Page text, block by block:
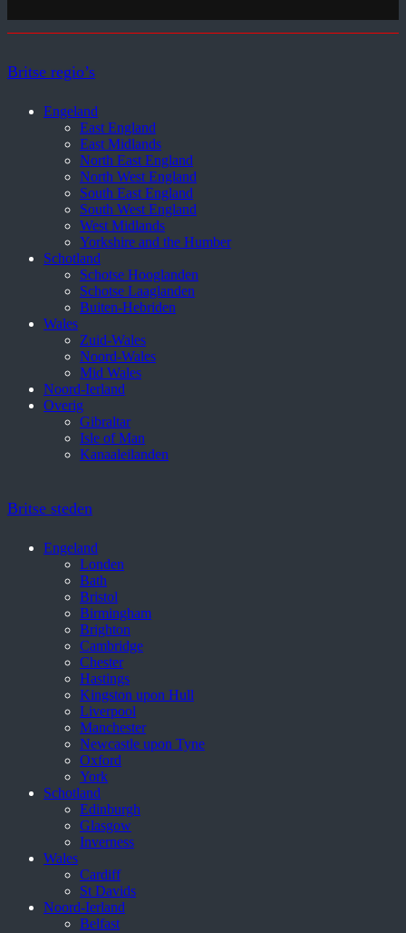
Britse regio’s
Engeland
East England
East Midlands
North East England
North West England
South East England
South West England
West Midlands
Yorkshire and the Humber
Schotland
Schotse Hooglanden
Schotse Laaglanden
Buiten-Hebriden
Wales
Zuid-Wales
Noord-Wales
Mid Wales
Noord-Ierland
Overig
Gibraltar
Isle of Man
Kanaaleilanden
Britse steden
Engeland
Londen
Bath
Bristol
Birmingham
Brighton
Cambridge
Chester
Hastings
Kingston upon Hull
Liverpool
Manchester
Newcastle upon Tyne
Oxford
York
Schotland
Edinburgh
Glasgow
Inverness
Wales
Cardiff
St Davids
Noord-Ierland
Belfast